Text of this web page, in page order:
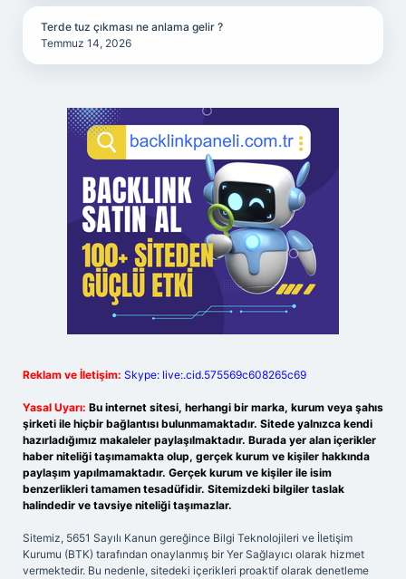
Terde tuz çıkması ne anlama gelir ?
Temmuz 14, 2026
Reklam ve İletişim: Skype: live:.cid.575569c608265c69
Yasal Uyarı: Bu internet sitesi, herhangi bir marka, kurum veya şahıs
şirketi ile hiçbir bağlantısı bulunmamaktadır. Sitede yalnızca kendi
hazırladığımız makaleler paylaşılmaktadır. Burada yer alan içerikler
haber niteliği taşımamakta olup, gerçek kurum ve kişiler hakkında
paylaşım yapılmamaktadır. Gerçek kurum ve kişiler ile isim
benzerlikleri tamamen tesadüfidir. Sitemizdeki bilgiler taslak
halindedir ve tavsiye niteliği taşımazlar.
Sitemiz, 5651 Sayılı Kanun gereğince Bilgi Teknolojileri ve İletişim
Kurumu (BTK) tarafından onaylanmış bir Yer Sağlayıcı olarak hizmet
vermektedir. Bu nedenle, sitedeki içerikleri proaktif olarak denetleme